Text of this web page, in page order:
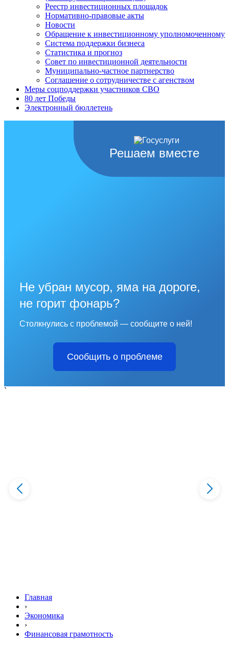
Реестр инвестиционных площадок
Нормативно-правовые акты
Новости
Обращение к инвестиционному уполномоченному
Система поддержки бизнеса
Статистика и прогноз
Совет по инвестиционной деятельности
Муниципально-частное партнерство
Соглашение о сотрудничестве с агенством
Меры соцподдержки участников СВО
80 лет Победы
Электронный бюллетень
Решаем вместе
Не убран мусор, яма на дороге,
не горит фонарь?
Столкнулись с проблемой — сообщите о ней!
Сообщить о проблеме
`
Главная
›
Экономика
›
Финансовая грамотность